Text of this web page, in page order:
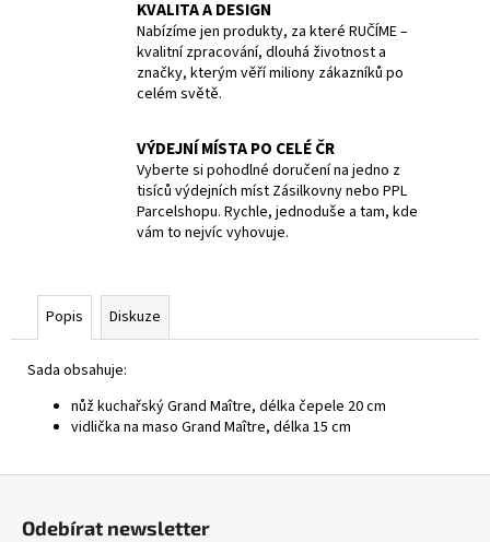
KVALITA A DESIGN
Nabízíme jen produkty, za které RUČÍME –
kvalitní zpracování, dlouhá životnost a
značky, kterým věří miliony zákazníků po
celém světě.
VÝDEJNÍ MÍSTA PO CELÉ ČR
Vyberte si pohodlné doručení na jedno z
tisíců výdejních míst Zásilkovny nebo PPL
Parcelshopu. Rychle, jednoduše a tam, kde
vám to nejvíc vyhovuje.
Popis Diskuze
Sada obsahuje:
nůž kuchařský Grand Maître, délka čepele 20 cm
vidlička na maso Grand Maître, délka 15 cm
Odebírat newsletter